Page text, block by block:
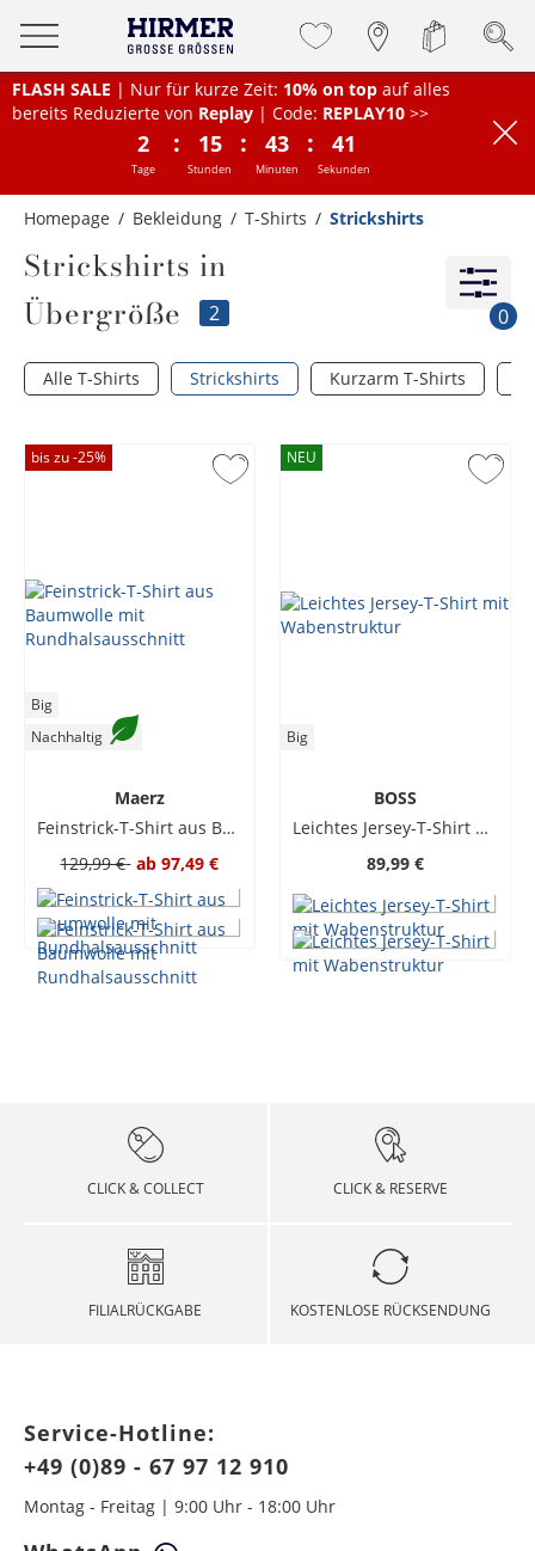
FLASH SALE | Nur für kurze Zeit: 10% on topauf alles
bereits Reduzierte von Replay| Code: REPLAY10>>
2
Tage
: 15
Stunden
: 43
Minuten
: 41
Sekunden
Homepage Bekleidung T-Shirts Strickshirts
Strickshirts in
Übergröße
2 0
Alle T-Shirts Strickshirts Kurzarm T-Shirts
bis zu -25%
Big
Nachhaltig
Maerz
Feinstrick-T-Shirt aus Baumwolle mit Rundhalsausschnitt
129,99 € ab 97,49 €
NEU
Big
BOSS
Leichtes Jersey-T-Shirt mit Wabenstruktur
89,99 €
CLICK & COLLECT CLICK & RESERVE
FILIALRÜCKGABE KOSTENLOSE RÜCKSENDUNG
Service-Hotline:
+49 (0)89 - 67 97 12 910
Montag - Freitag | 9:00 Uhr - 18:00 Uhr